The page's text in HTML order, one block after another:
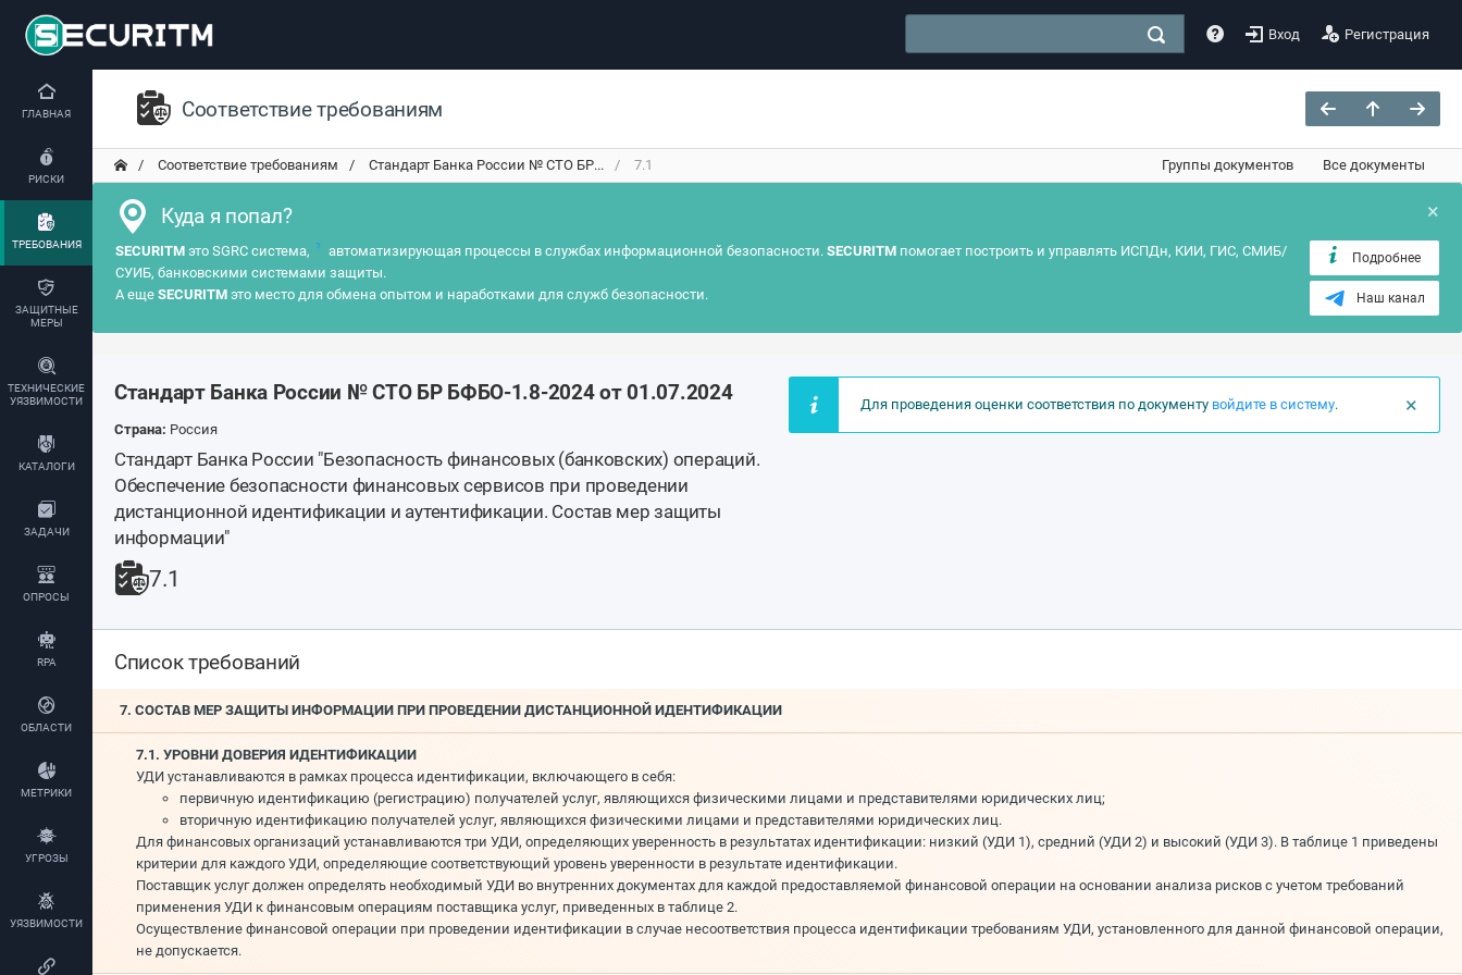
Вход Регистрация
ГЛАВНАЯ
РИСКИ
ТРЕБОВАНИЯ
ЗАЩИТНЫЕ
МЕРЫ
ТЕХНИЧЕСКИЕ
УЯЗВИМОСТИ
КАТАЛОГИ
ЗАДАЧИ
ОПРОСЫ
RPA
ОБЛАСТИ
МЕТРИКИ
УГРОЗЫ
УЯЗВИМОСТИ
Соответствие требованиям
Соответствие требованиям Стандарт Банка России № СТО БР... 7.1 Группы документов Все документы
×
Куда я попал?
SECURITM это SGRC система, ? автоматизирующая процессы в службах информационной безопасности. SECURITMпомогает построить и управлять ИСПДн, КИИ, ГИС, СМИБ/
СУИБ, банковскими системами защиты.
А еще SECURITM это место для обмена опытом и наработками для служб безопасности.
Подробнее
Наш канал
Стандарт Банка России № СТО БР БФБО-1.8-2024 от 01.07.2024
Страна: Россия
Стандарт Банка России "Безопасность финансовых (банковских) операций.
Обеспечение безопасности финансовых сервисов при проведении
дистанционной идентификации и аутентификации. Состав мер защиты
информации"
7.1
×
Для проведения оценки соответствия по документу войдите в систему.
Список требований
7. СОСТАВ МЕР ЗАЩИТЫ ИНФОРМАЦИИ ПРИ ПРОВЕДЕНИИ ДИСТАНЦИОННОЙ ИДЕНТИФИКАЦИИ
7.1. УРОВНИ ДОВЕРИЯ ИДЕНТИФИКАЦИИ
УДИ устанавливаются в рамках процесса идентификации, включающего в себя:
первичную идентификацию (регистрацию) получателей услуг, являющихся физическими лицами и представителями юридических лиц;
вторичную идентификацию получателей услуг, являющихся физическими лицами и представителями юридических лиц.
Для финансовых организаций устанавливаются три УДИ, определяющих уверенность в результатах идентификации: низкий (УДИ 1), средний (УДИ 2) и высокий (УДИ 3). В таблице 1 приведены
критерии для каждого УДИ, определяющие соответствующий уровень уверенности в результате идентификации.
Поставщик услуг должен определять необходимый УДИ во внутренних документах для каждой предоставляемой финансовой операции на основании анализа рисков с учетом требований
применения УДИ к финансовым операциям поставщика услуг, приведенных в таблице 2.
Осуществление финансовой операции при проведении идентификации в случае несоответствия процесса идентификации требованиям УДИ, установленного для данной финансовой операции,
не допускается.